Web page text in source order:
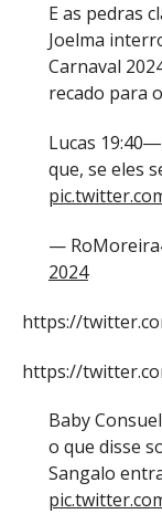
E as pedras
Joelma
Carnaval
recado para
Lucas
que, se eles
—
2024
https://
https://
Baby
o que disse
Sangalo